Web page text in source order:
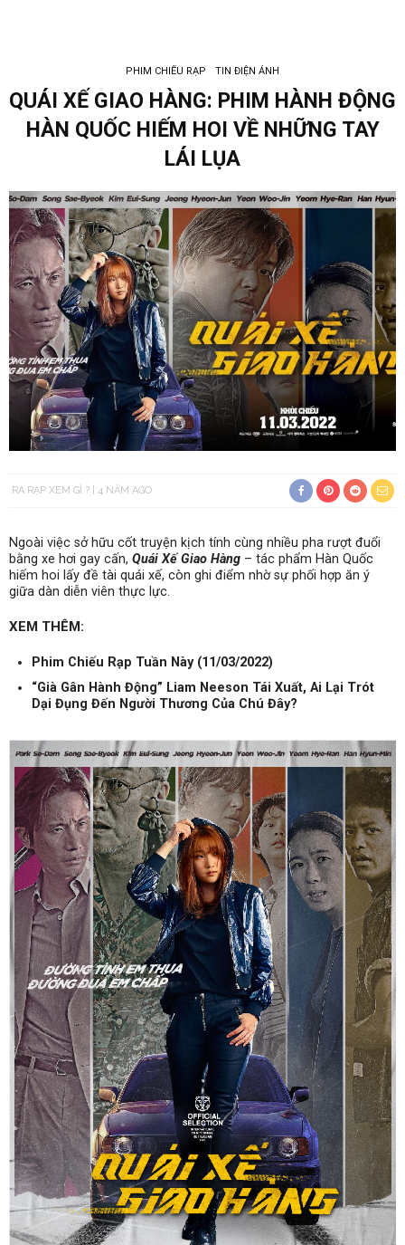
PHIM CHIẾU RẠP TIN ĐIỆN ẢNH
QUÁI XẾ GIAO HÀNG: PHIM HÀNH ĐỘNG
HÀN QUỐC HIẾM HOI VỀ NHỮNG TAY
LÁI LỤA
RA RẠP XEM GÌ ? 4 NĂM AGO
Ngoài việc sở hữu cốt truyện kịch tính cùng nhiều pha rượt đuổi
bằng xe hơi gay cấn, Quái Xế Giao Hàng – tác phẩm Hàn Quốc
hiếm hoi lấy đề tài quái xế, còn ghi điểm nhờ sự phối hợp ăn ý
giữa dàn diễn viên thực lực.
XEM THÊM:
Phim Chiếu Rạp Tuần Này (11/03/2022)
“Già Gân Hành Động” Liam Neeson Tái Xuất, Ai Lại Trót
Dại Đụng Đến Người Thương Của Chú Đây?